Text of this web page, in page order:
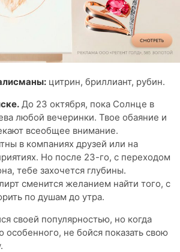
цитрин, бриллиант, рубин.
До 23 октября, пока Солнце в
любой вечеринки. Твое обаяние и
всеобщее внимание.
в компаниях друзей или на
Но после 23-го, с переходом
тебе захочется глубины.
сменится желанием найти того, с
по душам до утра.
своей популярностью, но когда
особенного, не бойся показать свою